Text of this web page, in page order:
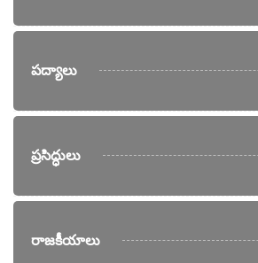
పద్యాలు
ప్రసిద్ధులు
రాజకీయాలు